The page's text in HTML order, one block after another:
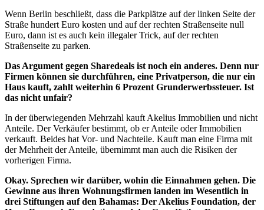
Wenn Berlin beschließt, dass die Parkplätze auf der linken Seite der
Straße hundert Euro kosten und auf der rechten Straßenseite null
Euro, dann ist es auch kein illegaler Trick, auf der rechten
Straßenseite zu parken.
Das Argument gegen Sharedeals ist noch ein anderes. Denn nur
Firmen können sie durchführen, eine Privatperson, die nur ein
Haus kauft, zahlt weiterhin 6 Prozent Grunderwerbssteuer. Ist
das nicht unfair?
In der überwiegenden Mehrzahl kauft Akelius Immobilien und nicht
Anteile. Der Verkäufer bestimmt, ob er Anteile oder Immobilien
verkauft. Beides hat Vor- und Nachteile. Kauft man eine Firma mit
der Mehrheit der Anteile, übernimmt man auch die Risiken der
vorherigen Firma.
Okay. Sprechen wir darüber, wohin die Einnahmen gehen. Die
Gewinne aus ihren Wohnungsfirmen landen im Wesentlich in
drei Stiftungen auf den Bahamas: Der Akelius Foundation, der